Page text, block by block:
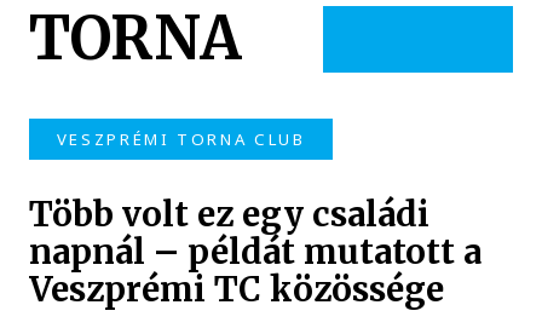
TORNA
VESZPRÉMI TORNA CLUB
Több volt ez egy családi
napnál – példát mutatott a
Veszprémi TC közössége